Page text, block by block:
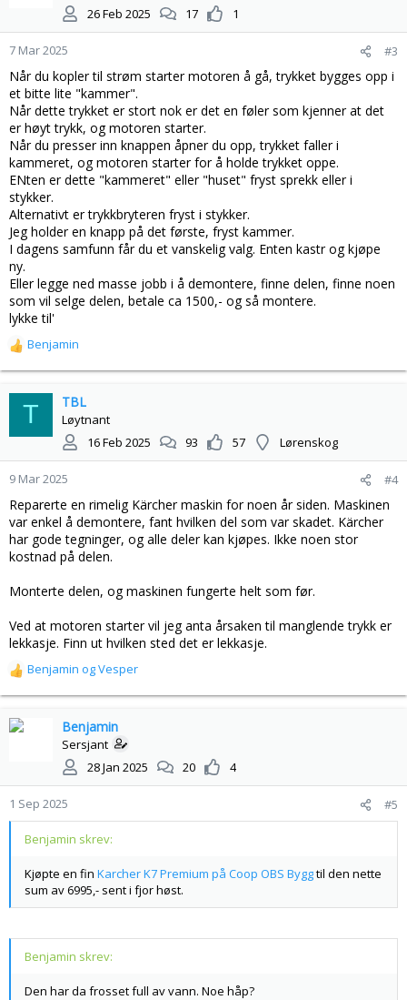
26 Feb 2025
17 1
7 Mar 2025 #3
Når du kopler til strøm starter motoren å gå, trykket bygges opp i
et bitte lite "kammer".
Når dette trykket er stort nok er det en føler som kjenner at det
er høyt trykk, og motoren starter.
Når du presser inn knappen åpner du opp, trykket faller i
kammeret, og motoren starter for å holde trykket oppe.
ENten er dette "kammeret" eller "huset" fryst sprekk eller i
stykker.
Alternativt er trykkbryteren fryst i stykker.
Jeg holder en knapp på det første, fryst kammer.
I dagens samfunn får du et vanskelig valg. Enten kastr og kjøpe
ny.
Eller legge ned masse jobb i å demontere, finne delen, finne noen
som vil selge delen, betale ca 1500,- og så montere.
lykke til'
R
e
n
e
r
:
Benjamin
T TBL
Løytnant
16 Feb 2025
93 57 Lørenskog
9 Mar 2025 #4
Reparerte en rimelig Kärcher maskin for noen år siden. Maskinen
var enkel å demontere, fant hvilken del som var skadet. Kärcher
har gode tegninger, og alle deler kan kjøpes. Ikke noen stor
kostnad på delen.
Monterte delen, og maskinen fungerte helt som før.
Ved at motoren starter vil jeg anta årsaken til manglende trykk er
lekkasje. Finn ut hvilken sted det er lekkasje.
R
e
k
n
e
r
Benjamin ogVesper
Benjamin
Sersjant
28 Jan 2025
20 4
1 Sep 2025 #5
Benjamin skrev:
Kjøpte en fin Karcher K7 Premium på Coop OBS Byggtil den nette
sum av 6995,- sent i fjor høst.
Benjamin skrev:
Den har da frosset full av vann. Noe håp?